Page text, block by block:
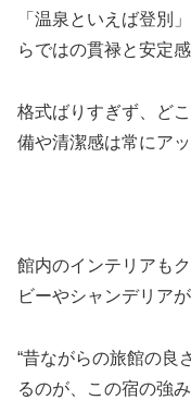
「温泉といえば登別
らではの貫禄と安定
格式ばりすぎず、ど
備や清潔感は常にア
館内のインテリアも
ビーやシャンデリアが
“昔ながらの旅館の良
るのが、この宿の強み